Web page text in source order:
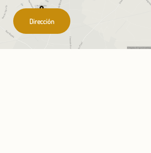
Dirección